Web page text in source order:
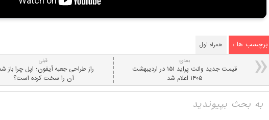
برچسب ها : همراه اول
قبلی
راز طراحی جعبه آیفون؛ اپل چرا باز
آن را سخت کرده است؟
بعدی:
قیمت جدید وانت پراید ۱۵۱ در اردیبهشت
۱۴۰۵ اعلام شد